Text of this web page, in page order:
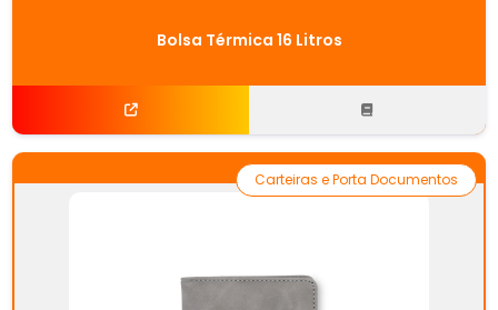
Bolsa Térmica 16 Litros
Carteiras e Porta Documentos